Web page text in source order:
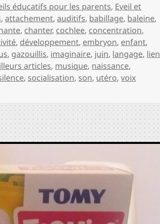
éducatifs pour les parents, Eveil et
,attachement,auditifs, babillage, baleine,
, chanter, cochlee, concentration,
, développement, embryon, enfant,
, gazouillis, imaginaire, juin, langage, lien
articles, musique, naissance,
, socialisation, son, utéro,voix